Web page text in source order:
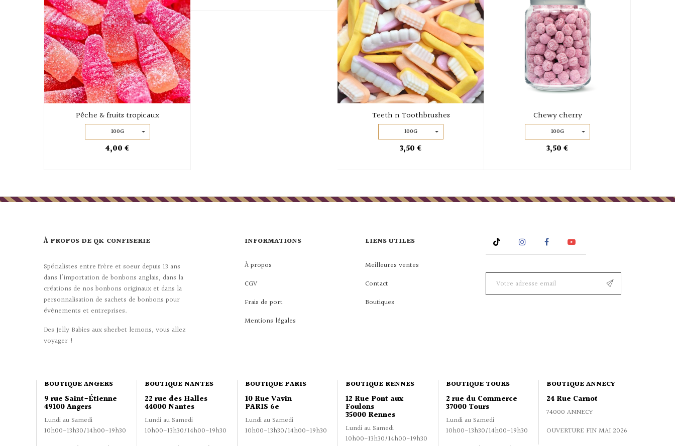
Pêche & fruits tropicaux
100G
4,00 €
Teeth n Toothbrushes
100G
3,50 €
Chewy cherry
100G
3,50 €
À PROPOS DE QK CONFISERIE
Spécialistes entre frère et soeur depuis 13 ans
dans l'importation de bonbons anglais, dans la
créations de nos bonbons originaux et dans la
personnalisation de sachets de bonbons pour
évènements et entreprises.
Des Jelly Babies aux sherbet lemons, vous allez
voyager !
INFORMATIONS
À propos
CGV
Frais de port
Mentions légales
LIENS UTILES
Meilleures ventes
Contact
Boutiques
Instagram Facebook
BOUTIQUE ANGERS
9 rue Saint-Étienne
49100 Angers
Lundi au Samedi
10h00-13h30/14h00-19h30
BOUTIQUE NANTES
22 rue des Halles
44000 Nantes
Lundi au Samedi
10h00-13h30/14h00-19h30
BOUTIQUE PARIS
10 Rue Vavin
PARIS 6e
Lundi au Samedi
10h00-13h30/14h00-19h30
BOUTIQUE RENNES
12 Rue Pont aux
Foulons
35000 Rennes
Lundi au Samedi
10h00-13h30/14h00-19h30
BOUTIQUE TOURS
2 rue du Commerce
37000 Tours
Lundi au Samedi
10h00-13h30/14h00-19h30
BOUTIQUE ANNECY
24 Rue Carnot
74000 ANNECY
OUVERTURE FIN MAI 2026